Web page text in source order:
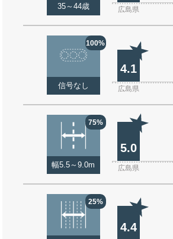
35～44歳 広島県
100%
信号なし
4.1
広島県
75%
幅5.5～9.0m
5.0
広島県
25%
4.4